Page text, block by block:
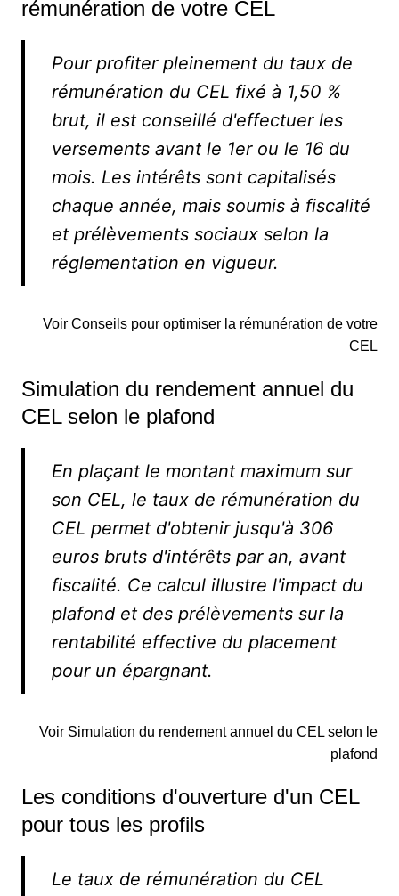
rémunération de votre CEL
Pour profiter pleinement du taux de
rémunération du CEL fixé à 1,50 %
brut, il est conseillé d'effectuer les
versements avant le 1er ou le 16 du
mois. Les intérêts sont capitalisés
chaque année, mais soumis à fiscalité
et prélèvements sociaux selon la
réglementation en vigueur.
Voir Conseils pour optimiser la rémunération de votre
CEL
Simulation du rendement annuel du
CEL selon le plafond
En plaçant le montant maximum sur
son CEL, le taux de rémunération du
CEL permet d'obtenir jusqu'à 306
euros bruts d'intérêts par an, avant
fiscalité. Ce calcul illustre l'impact du
plafond et des prélèvements sur la
rentabilité effective du placement
pour un épargnant.
Voir Simulation du rendement annuel du CEL selon le
plafond
Les conditions d'ouverture d'un CEL
pour tous les profils
Le taux de rémunération du CEL